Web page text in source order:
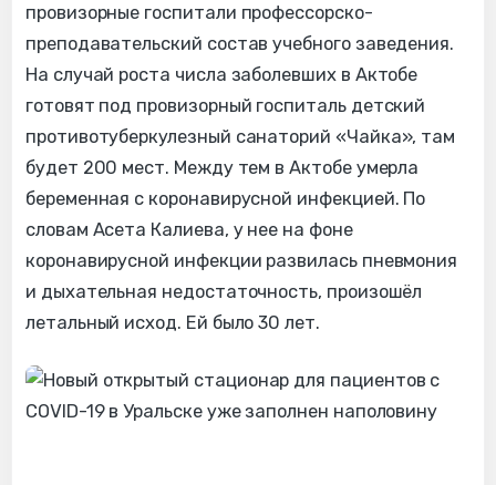
провизорные госпитали профессорско-
преподавательский состав учебного заведения.
На случай роста числа заболевших в Актобе
готовят под провизорный госпиталь детский
противотуберкулезный санаторий «Чайка», там
будет 200 мест. Между тем в Актобе умерла
беременная с коронавирусной инфекцией. По
словам Асета Калиева, у нее на фоне
коронавирусной инфекции развилась пневмония
и дыхательная недостаточность, произошёл
летальный исход. Ей было 30 лет.